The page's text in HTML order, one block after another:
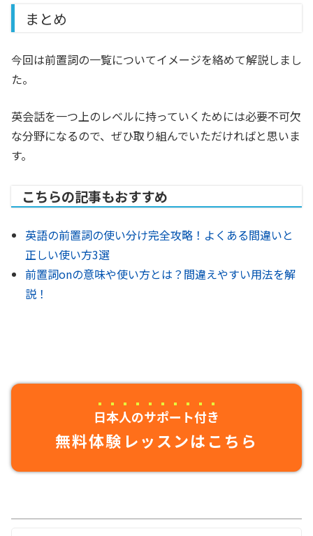
まとめ
今回は前置詞の一覧についてイメージを絡めて解説しまし
た。
英会話を一つ上のレベルに持っていくためには必要不可欠
な分野になるので、ぜひ取り組んでいただければと思いま
す。
こちらの記事もおすすめ
英語の前置詞の使い分け完全攻略！よくある間違いと
正しい使い方3選
前置詞onの意味や使い方とは？間違えやすい用法を解
説！
日本人のサポート付き
無料体験レッスンはこちら